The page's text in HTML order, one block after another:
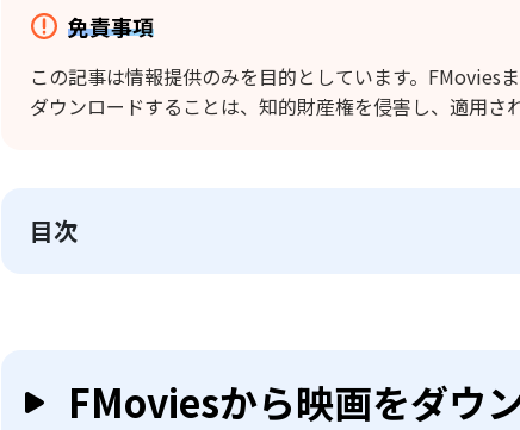
免責事項
この記事は情報提供のみを目的としています。FMovies
ダウンロードすることは、知的財産権を侵害し、適用さ
目次
FMoviesから映画をダウ